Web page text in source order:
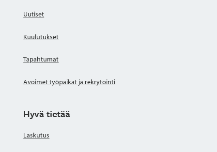
Uutiset
Kuulutukset
Tapahtumat
Avoimet työpaikat ja rekrytointi
Hyvä tietää
Laskutus